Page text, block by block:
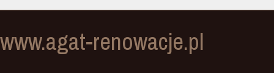
www.agat-renowacje.pl